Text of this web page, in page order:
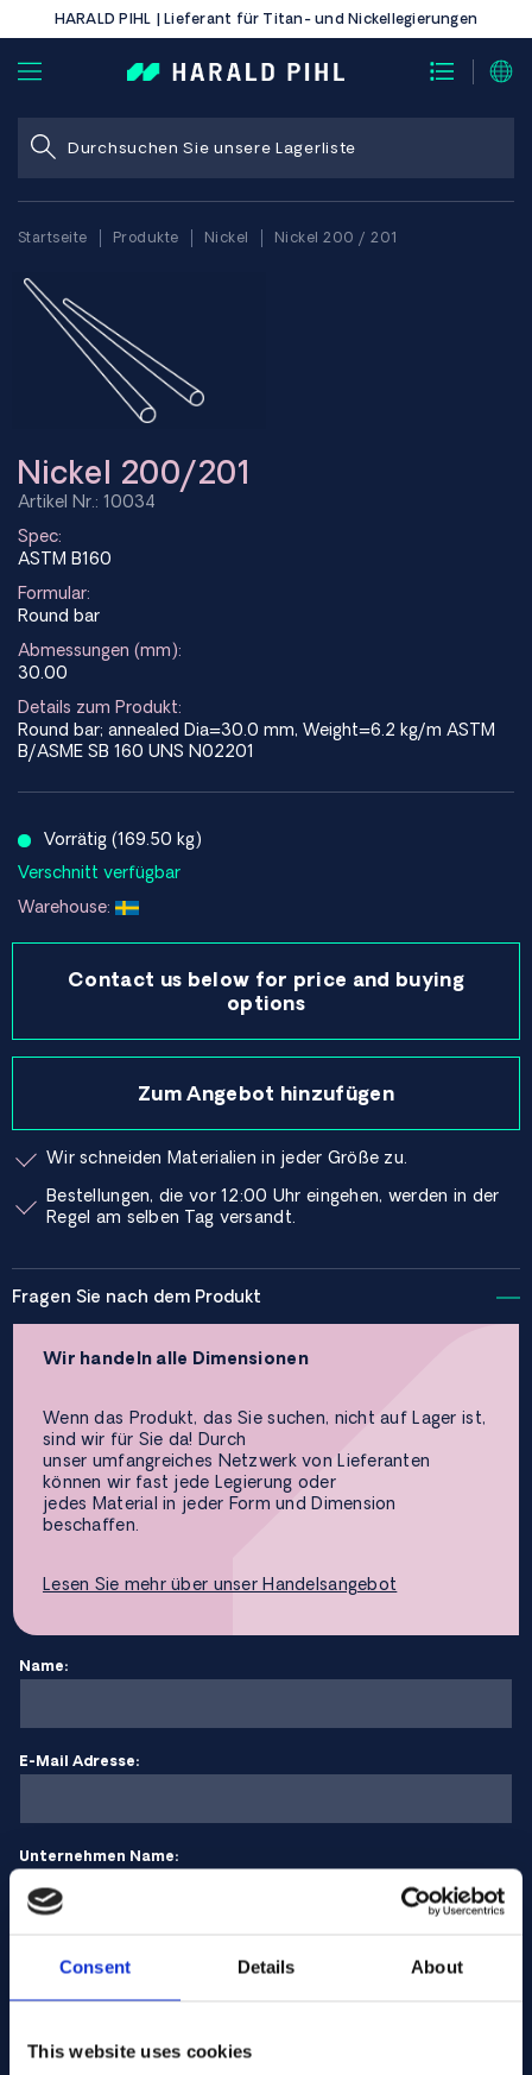
Consent Details About
This website uses cookies
HARALD PIHL | Lieferant für Titan- und Nickellegierungen
Startseite Produkte Nickel Nickel 200 / 201
Nickel 200/201
Artikel Nr.: 10034
Spec:
ASTM B160
Formular:
Round bar
Abmessungen (mm):
30.00
Details zum Produkt:
Round bar; annealed Dia=30.0 mm, Weight=6.2 kg/m ASTM
B/ASME SB 160 UNS N02201
Vorrätig (169.50 kg)
Verschnitt verfügbar
Warehouse:
Contact us below for price and buying
options
Zum Angebot hinzufügen
Wir schneiden Materialien in jeder Größe zu.
Bestellungen, die vor 12:00 Uhr eingehen, werden in der
Regel am selben Tag versandt.
Fragen Sie nach dem Produkt
Wir handeln alle Dimensionen
Wenn das Produkt, das Sie suchen, nicht auf Lager ist,
sind wir für Sie da! Durch
unser umfangreiches Netzwerk von Lieferanten
können wir fast jede Legierung oder
jedes Material in jeder Form und Dimension
beschaffen.
Lesen Sie mehr über unser Handelsangebot
Name:
E-Mail Adresse:
Unternehmen Name:
Ihre Nachricht